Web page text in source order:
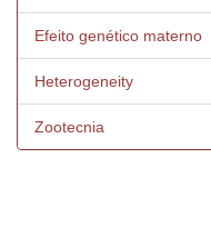
Efeito genético materno
Heterogeneity
Zootecnia